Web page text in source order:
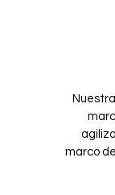
marco